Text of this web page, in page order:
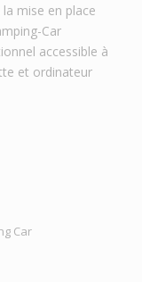
mise en place
Car
accessible à
et ordinateur
Car